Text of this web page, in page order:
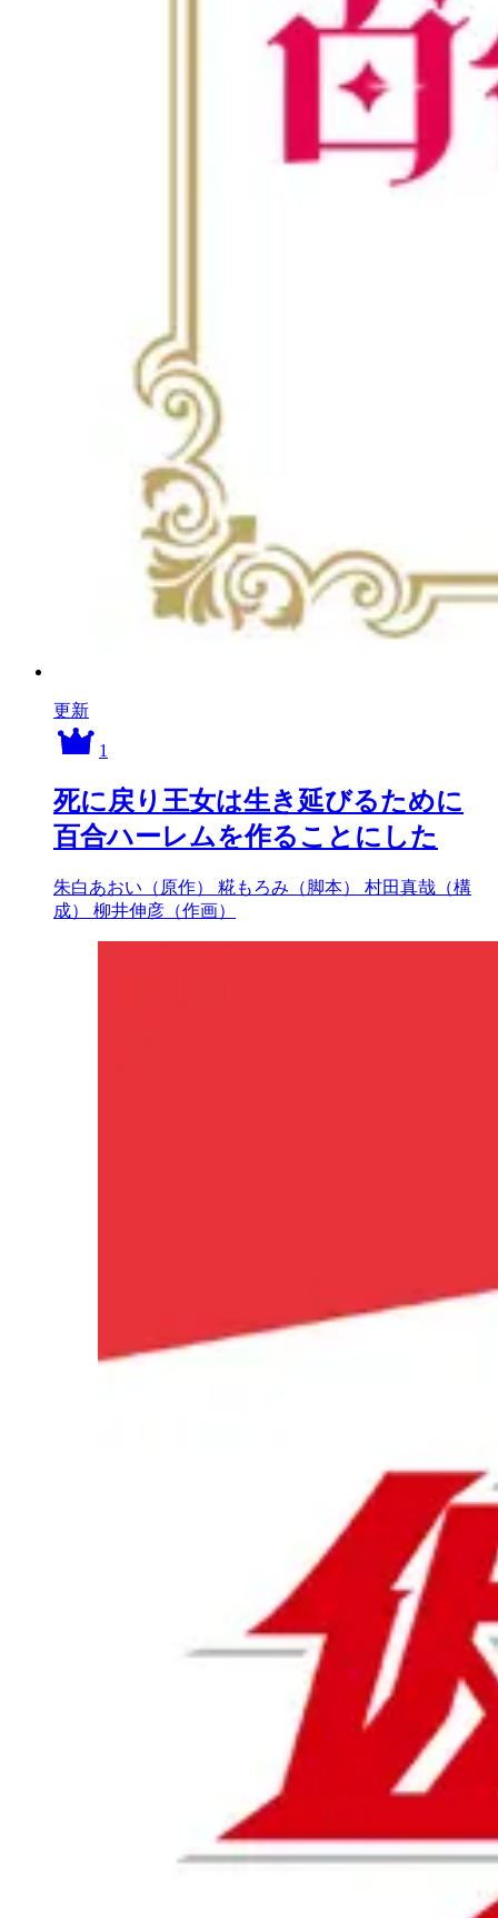
更新
1
死に戻り王女は生き延びるために
百合ハーレムを作ることにした
朱白あおい（原作） 糀もろみ（脚本） 村田真哉（構
成） 柳井伸彦（作画）